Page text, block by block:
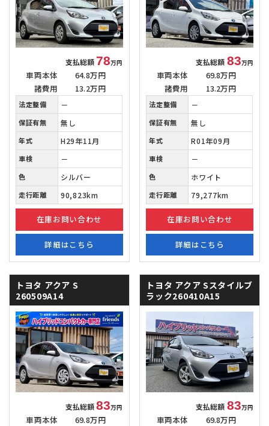
支払総額 78万円
車両本体
64.8万円
諸費用
13.2万円
法定整備 －
保証有無 無し
年式 H29年11月
車検 －
色 シルバー
走行距離 90,823km
在庫お問い合わせ
詳細はこちら
支払総額 83万円
車両本体
69.8万円
諸費用
13.2万円
法定整備 －
保証有無 無し
年式 R01年09月
車検 －
色 ホワイト
走行距離 79,277km
在庫お問い合わせ
詳細はこちら
トヨタ アクア S
260509A14
支払総額83万円
車両本体
69.8万円
トヨタ アクア Sスタイルブ
ラック260410A15
支払総額 83万円
車両本体
69.8万円